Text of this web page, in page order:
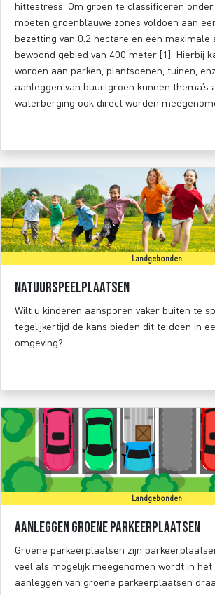
hittestress. Om groen te classificeren
moeten groenblauwe zones voldoen aan
bezetting van 0.2 hectare en een maximale
bewoond gebied van 400 meter [1]. Hierbij
worden aan parken, plantsoenen, tuinen,
aanleggen van buurtgroen kunnen thema’s
waterberging ook direct worden
Landgebonden
Natuurspeelplaatsen
Wilt u kinderen aansporen vaker buiten te
tegelijkertijd de kans bieden dit te doen in
omgeving?
Landgebonden
Aanleggen groene parkeerplaatsen
Groene parkeerplaatsen zijn
veel als mogelijk meegenomen wordt in
aanleggen van groene parkeerplaatsen